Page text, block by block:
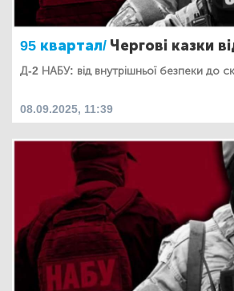
95 квартал/ Чергові казки
Д-2 НАБУ: від внутрішньої безпеки до
08.09.2025, 11:39